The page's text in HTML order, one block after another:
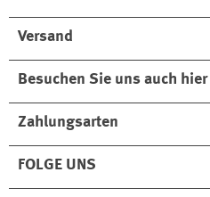
Versand
Besuchen Sie uns auch hier
Zahlungsarten
FOLGE UNS